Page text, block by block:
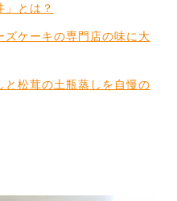
」とは？
ズケーキの専門店の味に大
松茸の土瓶蒸しを自慢の